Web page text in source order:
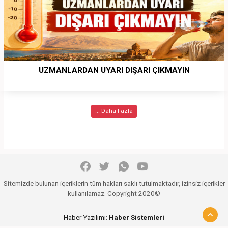
UZMANLARDAN UYARI DIŞARI ÇIKMAYIN
... Daha Fazla
Sitemizde bulunan içeriklerin tüm hakları saklı tutulmaktadır, izinsiz içerikler
kullanılamaz. Copyright 2020©
Haber Yazılımı: Haber Sistemleri